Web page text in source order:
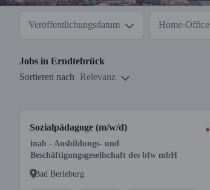
Veröffentlichungsdatum Home-Office
Jobs in Erndtebrück
Sortieren nach
Relevanz
Sozialpädagoge (m/w/d)
inab - Ausbildungs- und
Beschäftigungsgesellschaft des bfw mbH
Bad Berleburg